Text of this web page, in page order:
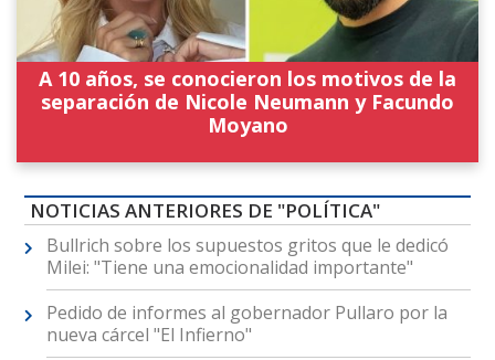
A 10 años, se conocieron los motivos de la
separación de Nicole Neumann y Facundo
Moyano
NOTICIAS ANTERIORES DE "POLÍTICA"
Bullrich sobre los supuestos gritos que le dedicó
Milei: "Tiene una emocionalidad importante"
Pedido de informes al gobernador Pullaro por la
nueva cárcel "El Infierno"